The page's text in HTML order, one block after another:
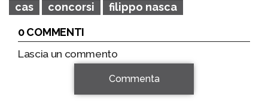
cas concorsi
filippo nasca
0 COMMENTI
Lascia un commento
Commenta